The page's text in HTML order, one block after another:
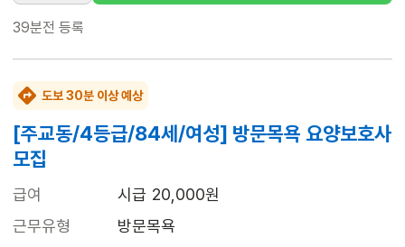
39분전 등록
도보 30분 이상 예상
[주교동/4등급/84세/여성] 방문목욕 요양보호사
모집
급여
시급 20,000원
근무유형
방문목욕